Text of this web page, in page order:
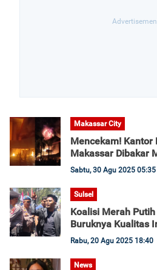
Makassar City
Mencekam! Kantor
Makassar Dibakar
Sabtu, 30 Agu 2025 05:35
Sulsel
Koalisi Merah
Buruknya Kualitas
Rabu, 20 Agu 2025 18:40
News